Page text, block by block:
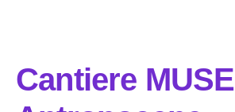
Cantiere MUSE